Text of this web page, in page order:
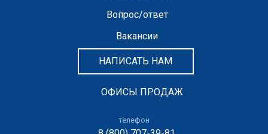
Вопрос/ответ
Вакансии
НАПИСАТЬ НАМ
ОФИСЫ ПРОДАЖ
телефон